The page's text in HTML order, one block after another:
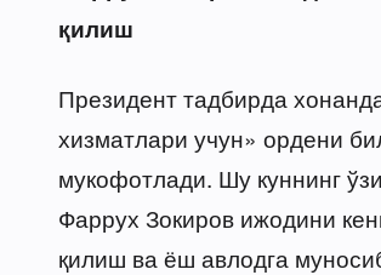
қилиш
Президент тадбирда
хизматлари учун» ордени
мукофотлади. Шу куннинг
Фаррух Зокиров ижодини
қилиш ва ёш авлодга